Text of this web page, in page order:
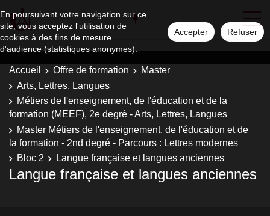
En poursuivant votre navigation sur ce
site, vous acceptez l'utilisation de
cookies à des fins de mesure
d'audience (statistiques anonymes).
Accepter Refuser
Accueil Offre de formation
Master
Arts, Lettres, Langues
Métiers de l'enseignement, de l'éducation et de la
formation (MEEF), 2e degré - Arts, Lettres, Langues
Master Métiers de l'enseignement, de l'éducation et de
la formation - 2nd degré - Parcours : Lettres modernes
Bloc 2
Langue française et langues anciennes
Langue française et langues anciennes